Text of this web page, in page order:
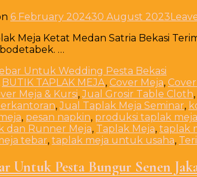
6 February 202430 August 2023
Meja Ketat Medan Satria Bekasi
…
BUTIK TAPLAK MEJA, Cover Meja,
Meja & Kursi,Jual Grosir Table Cloth,
,Jual Taplak Meja Seminar,
, pesan napkin, produksi taplak meja
dan Runner Meja, Taplak Meja, taplak
tebar, taplak meja untuk usaha,
Untuk Pesta Bungur Senen